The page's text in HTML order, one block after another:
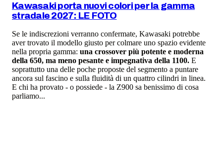
Kawasaki porta nuovi colori per la gamma
stradale 2027: LE FOTO
Se le indiscrezioni verranno confermate, Kawasaki potrebbe
aver trovato il modello giusto per colmare uno spazio evidente
nella propria gamma: una crossover più potente e moderna
della 650, ma meno pesante e impegnativa della 1100. E
soprattutto una delle poche proposte del segmento a puntare
ancora sul fascino e sulla fluidità di un quattro cilindri in linea.
E chi ha provato - o possiede - la Z900 sa benissimo di cosa
parliamo...